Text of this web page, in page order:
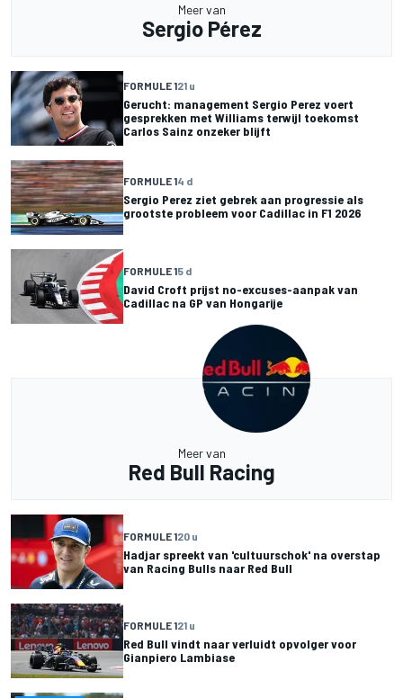
Meer van
Sergio Pérez
FORMULE 121 u
Gerucht: management Sergio Perez voert
gesprekken met Williams terwijl toekomst
Carlos Sainz onzeker blijft
FORMULE 14 d
Sergio Perez ziet gebrek aan progressie als
grootste probleem voor Cadillac in F1 2026
FORMULE 15 d
David Croft prijst no-excuses-aanpak van
Cadillac na GP van Hongarije
Meer van
Red Bull Racing
FORMULE 120 u
Hadjar spreekt van 'cultuurschok' na overstap
van Racing Bulls naar Red Bull
FORMULE 121 u
Red Bull vindt naar verluidt opvolger voor
Gianpiero Lambiase